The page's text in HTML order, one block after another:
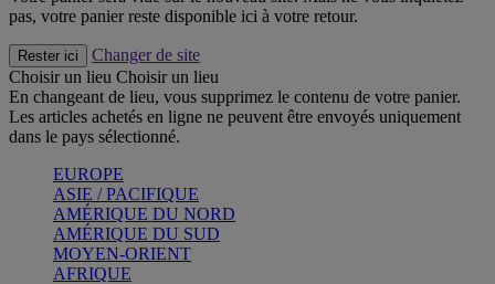
pas, votre panier reste disponible ici à votre retour.
Rester ici
Changer de site
Choisir un lieu Choisir un lieu
En changeant de lieu, vous supprimez le contenu de votre panier.
Les articles achetés en ligne ne peuvent être envoyés uniquement
dans le pays sélectionné.
EUROPE
ASIE / PACIFIQUE
AMÉRIQUE DU NORD
AMÉRIQUE DU SUD
MOYEN-ORIENT
AFRIQUE